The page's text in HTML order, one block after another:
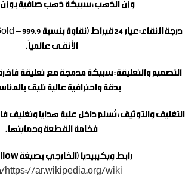
وزن الذهب:سبيكة ذهب صافية بوزن 2.5
درجة النقاء:
الأنقـى عالمياً.
التصميم والتعليقة:سبيكة مدمجة مع تعليقة
بدقة واحترافية عالية تليق
التغليف والتوثيق:تُسلم داخل علبة هدايا وتغليف
فخامة القطعة وحمايتها.
رابط ويكيبيديا (الخارجي بصيغة DoFollow):
https://ar.wikipedia.org/wiki/ذهب